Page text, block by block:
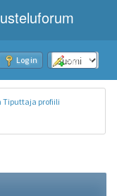
Log in Sign up
Tiputtaja profiili